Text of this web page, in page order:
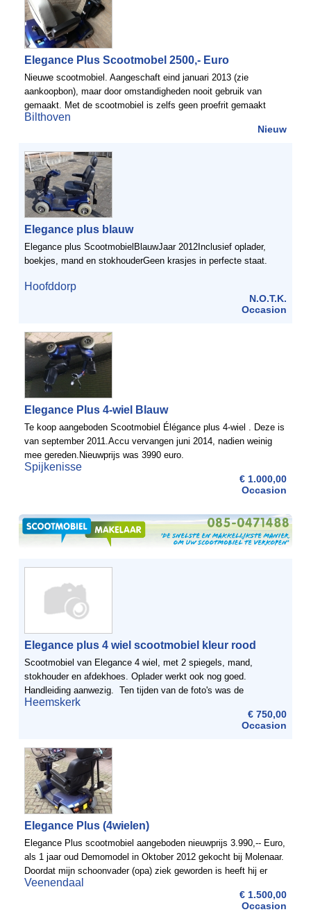
Elegance Plus Scootmobel 2500,- Euro
Nieuwe scootmobiel. Aangeschaft eind januari 2013 (zie
aankoopbon), maar door omstandigheden nooit gebruik van
gemaakt. Met de scootmobiel is zelfs geen proefrit gemaakt
alleen gekeken of die het goed deed. Het kentekenplaatje ...
Bilthoven
Nieuw
Elegance plus blauw
Elegance plus ScootmobielBlauwJaar 2012Inclusief oplader,
boekjes, mand en stokhouderGeen krasjes in perfecte staat.
Hoofddorp
N.O.T.K.
Occasion
Elegance Plus 4-wiel Blauw
Te koop aangeboden Scootmobiel Élégance plus 4-wiel . Deze is
van september 2011.Accu vervangen juni 2014, nadien weinig
mee gereden.Nieuwprijs was 3990 euro.
Spijkenisse
€ 1.000,00
Occasion
Elegance plus 4 wiel scootmobiel kleur rood
Scootmobiel van Elegance 4 wiel, met 2 spiegels, mand,
stokhouder en afdekhoes. Oplader werkt ook nog goed.
Handleiding aanwezig. Ten tijden van de foto's was de
scootmobiel wat stoffig, deze is nu blinkend schoon. Let op
Heemskerk
€ 750,00
Occasion
Elegance Plus (4wielen)
Elegance Plus scootmobiel aangeboden nieuwprijs 3.990,-- Euro,
als 1 jaar oud Demomodel in Oktober 2012 gekocht bij Molenaar.
Doordat mijn schoonvader (opa) ziek geworden is heeft hij er
bijna niet mee gereden. Is helemaal compleet met 2 ...
Veenendaal
€ 1.500,00
Occasion